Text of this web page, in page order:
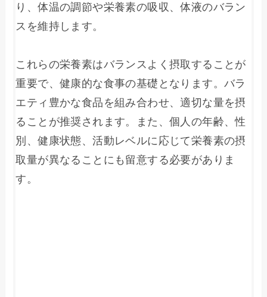
り、体温の調節や栄養素の吸収、体液のバラン
スを維持します。
これらの栄養素はバランスよく摂取することが
重要で、健康的な食事の基礎となります。バラ
エティ豊かな食品を組み合わせ、適切な量を摂
ることが推奨されます。また、個人の年齢、性
別、健康状態、活動レベルに応じて栄養素の摂
取量が異なることにも留意する必要がありま
す。